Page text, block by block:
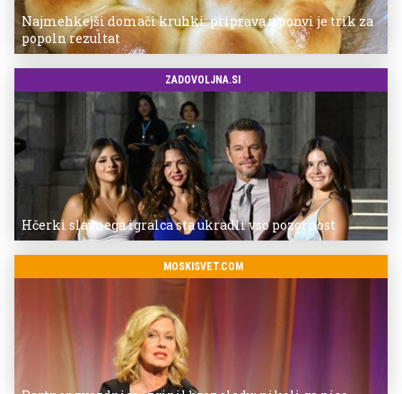
Najmehkejši domači kruhki: priprava v ponvi je trik za
popoln rezultat
ZADOVOLJNA.SI
Hčerki slavnega igralca sta ukradli vso pozornost
MOSKISVET.COM